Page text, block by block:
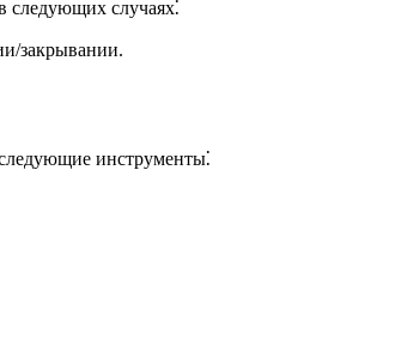
следующих случаях⁚
закрывании.
инструменты⁚